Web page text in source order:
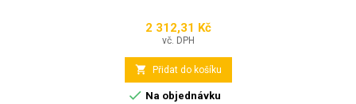
Cena
2 312,31 Kč
vč. DPH
 Přidat do košíku
 Na objednávku